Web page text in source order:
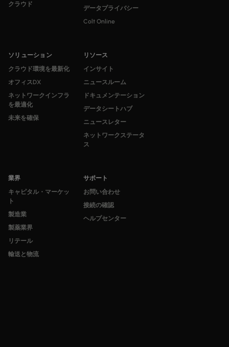
クラウド
ソリューション
クラウド環境を最新化
オフィスDX
ネットワークインフラ
を最適化
未来を確保
業界
キャピタル・マーケッ
ト
製造業
製薬業界
リテール
輸送と物流
リソース
インサイト
ニュースルーム
ドキュメンテーション
データシートハブ
ニュースレター
ネットワークステータ
ス
データプライバシー
Colt Online
サポート
お問い合わせ
接続の確認
ヘルプセンター